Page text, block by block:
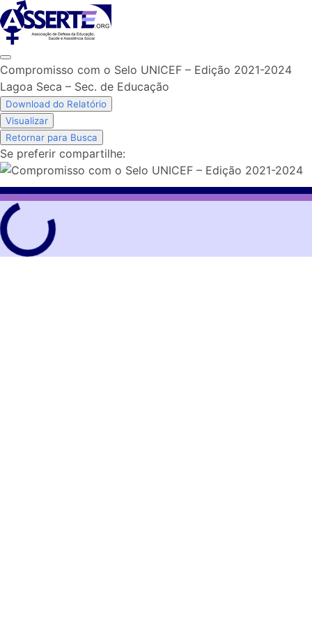
Skip
to
content
Compromisso com o Selo UNICEF – Edição 2021-2024
Lagoa Seca – Sec. de Educação
Download do Relatório
Visualizar
Retornar para Busca
Se preferir compartilhe: